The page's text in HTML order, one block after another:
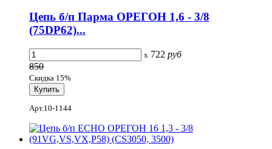
Цепь б/п Парма ОРЕГОН 1,6 - 3/8
(75DP62)...
x 722 руб
850
Скидка 15%
Арт.10-1144